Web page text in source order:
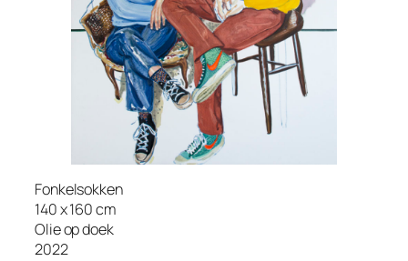
Fonkelsokken
140 x 160 cm
Olie op doek
2022